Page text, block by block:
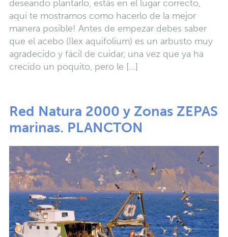
deseando plantarlo, estás en el lugar correcto,
aquí te mostramos como hacerlo de la mejor
manera posible! Antes de empezar debes saber
que el acebo (Ilex aquifolium) es un arbusto muy
agradecido y fácil de cuidar, una vez que ya ha
crecido un poquito, pero le […]
Red Natura 2000 y Zonas ZEPAS
marinas. PLANCTON